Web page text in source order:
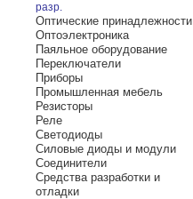
разр.
Оптические принадлежности
Оптоэлектроника
Паяльное оборудование
Переключатели
Приборы
Промышленная мебель
Резисторы
Реле
Светодиоды
Силовые диоды и модули
Соединители
Средства разработки и
отладки